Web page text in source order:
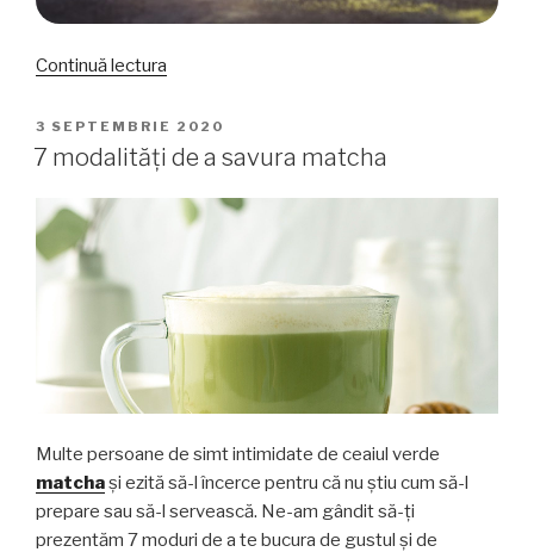
Continuă lectura
Latte
cu
PUBLICAT
PE
3 SEPTEMBRIE 2020
7 modalități de a savura matcha
Multe persoane de simt intimidate de ceaiul verde
matchași ezită să-l încerce pentru că nu știu cum să-l
prepare sau să-l servească. Ne-am gândit să-ți
prezentăm 7 moduri de a te bucura de gustul și de